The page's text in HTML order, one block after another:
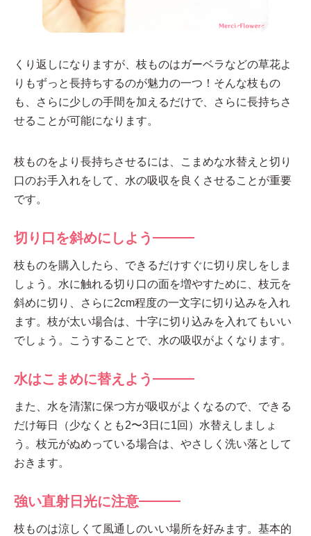
くり返しになりますが、枝ものはガーベラなどの草花よ
りもずっと長持ちするのが魅力の一つ！そんな枝もの
も、さらに少しの手間を加えるだけで、さらに長持ちさ
せることが可能になります。
枝ものをより長持ちさせるには、こまめな水替えと切り
口のお手入れをして、水の吸収を良くさせることが重要
です。
切り口を斜めにしよう
枝ものを購入したら、できるだけすぐに切り戻しをしま
しょう。水に触れる切り口の面を増やすために、枝元を
斜めに切り、さらに2cm程度の一文字に切り込みを入れ
ます。枝が太い場合は、十字に切り込みを入れてもいい
でしょう。こうすることで、水の吸収がよくなります。
水はこまめに替えよう
また、水を清潔に保つ方が吸収がよくなるので、できる
だけ毎日（少なくとも2〜3日に1回）水替えしましょ
う。枝元がぬめっている場合は、やさしく洗い落として
おきます。
強い直射日光に注意
枝ものは涼しくて風通しのいい場所を好みます。基本的